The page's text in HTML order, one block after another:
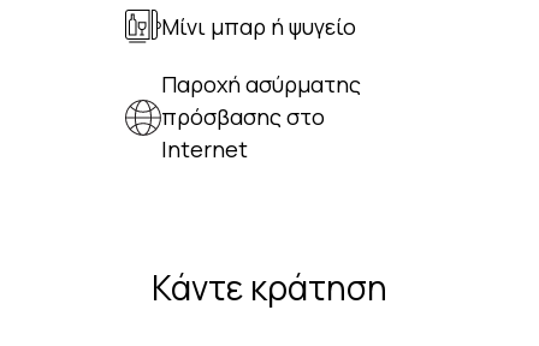
Μίνι μπαρ ή ψυγείο
Παροχή ασύρματης
πρόσβασης στο
Internet
Κάντε κράτηση